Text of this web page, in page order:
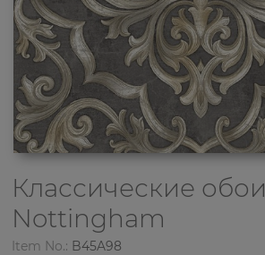
Классические обои
Nottingham
Item No.: B45A98